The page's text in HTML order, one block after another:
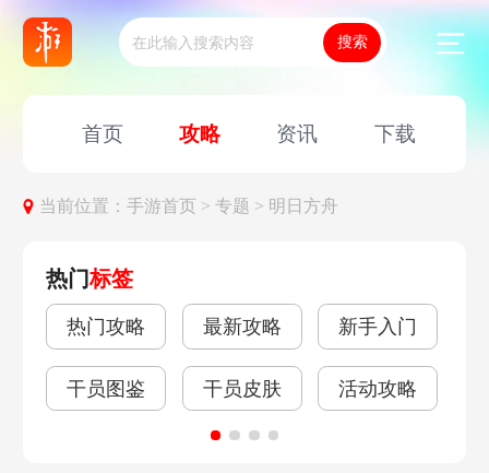
首页 攻略 资讯 下载
当前位置：手游首页 >专题 > 明日方舟
热门标签
热门攻略 最新攻略 新手入门
干员图鉴 干员皮肤 活动攻略